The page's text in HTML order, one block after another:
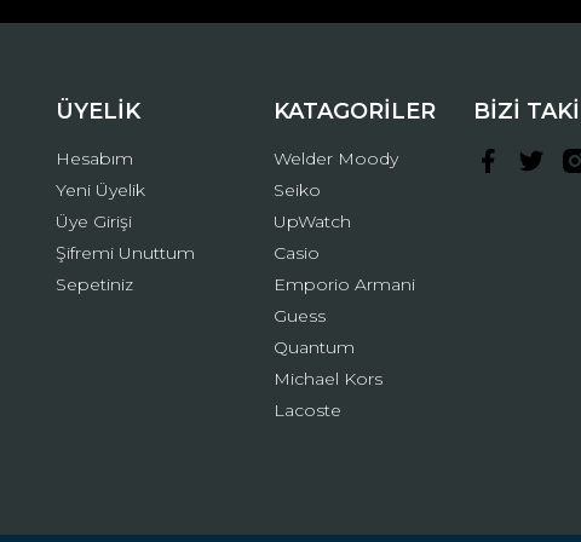
Gönder
ÜYELİK
Hesabım
Yeni Üyelik
Üye Girişi
Şifremi Unuttum
Sepetiniz
KATAGORİLER
Welder Moody
Seiko
UpWatch
Casio
Emporio Armani
Guess
Quantum
Michael Kors
Lacoste
BİZİ